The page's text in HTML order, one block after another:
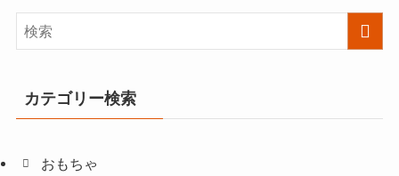
カテゴリー検索
おもちゃ